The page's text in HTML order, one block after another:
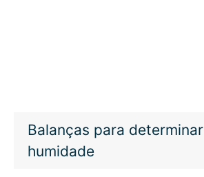
Balanças para determinar
humidade